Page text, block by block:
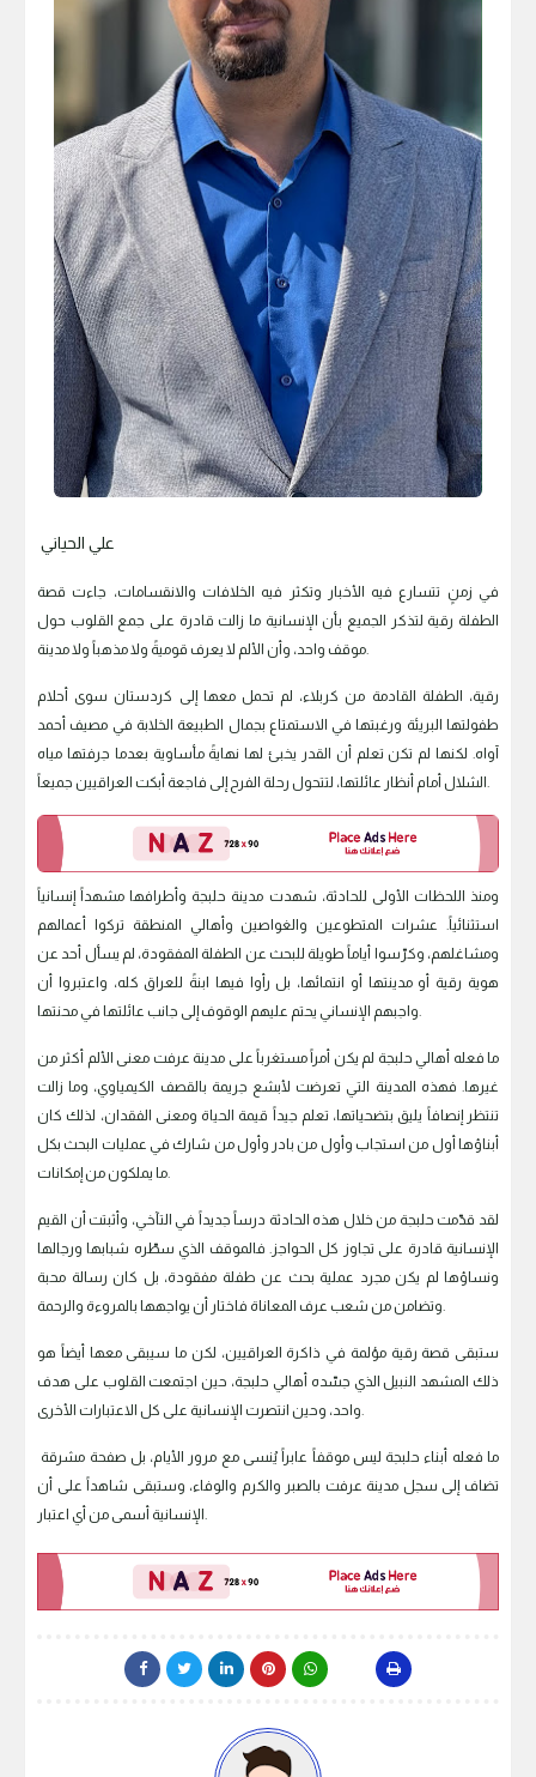
علي الحياني
في زمنٍ تتسارع فيه الأخبار وتكثر فيه الخلافات والانقسامات، جاءت قصة
الطفلة رقية لتذكر الجميع بأن الإنسانية ما زالت قادرة على جمع القلوب حول
موقف واحد، وأن الألم لا يعرف قوميةً ولا مذهباً ولا مدينة.
رقية، الطفلة القادمة من كربلاء، لم تحمل معها إلى كردستان سوى أحلام
طفولتها البريئة ورغبتها في الاستمتاع بجمال الطبيعة الخلابة في مصيف أحمد
آواه. لكنها لم تكن تعلم أن القدر يخبئ لها نهايةً مأساوية بعدما جرفتها مياه
الشلال أمام أنظار عائلتها، لتتحول رحلة الفرح إلى فاجعة أبكت العراقيين جميعاً.
ومنذ اللحظات الأولى للحادثة، شهدت مدينة حلبجة وأطرافها مشهداً إنسانياً
استثنائياً. عشرات المتطوعين والغواصين وأهالي المنطقة تركوا أعمالهم
ومشاغلهم، وكرّسوا أياماً طويلة للبحث عن الطفلة المفقودة، لم يسأل أحد عن
هوية رقية أو مدينتها أو انتمائها، بل رأوا فيها ابنةً للعراق كله، واعتبروا أن
واجبهم الإنساني يحتم عليهم الوقوف إلى جانب عائلتها في محنتها.
ما فعله أهالي حلبجة لم يكن أمراً مستغرباً على مدينة عرفت معنى الألم أكثر من
غيرها. فهذه المدينة التي تعرضت لأبشع جريمة بالقصف الكيمياوي، وما زالت
تنتظر إنصافاً يليق بتضحياتها، تعلم جيداً قيمة الحياة ومعنى الفقدان، لذلك كان
أبناؤها أول من استجاب وأول من بادر وأول من شارك في عمليات البحث بكل
ما يملكون من إمكانات.
لقد قدّمت حلبجة من خلال هذه الحادثة درساً جديداً في التآخي، وأثبتت أن القيم
الإنسانية قادرة على تجاوز كل الحواجز. فالموقف الذي سطّره شبابها ورجالها
ونساؤها لم يكن مجرد عملية بحث عن طفلة مفقودة، بل كان رسالة محبة
وتضامن من شعب عرف المعاناة فاختار أن يواجهها بالمروءة والرحمة.
ستبقى قصة رقية مؤلمة في ذاكرة العراقيين، لكن ما سيبقى معها أيضاً هو
ذلك المشهد النبيل الذي جسّده أهالي حلبجة، حين اجتمعت القلوب على هدف
واحد، وحين انتصرت الإنسانية على كل الاعتبارات الأخرى.
تضاف إلى سجل مدينة عرفت بالصبر والكرم والوفاء، وستبقى شاهداً على أن
الإنسانية أسمى من أي اعتبار.